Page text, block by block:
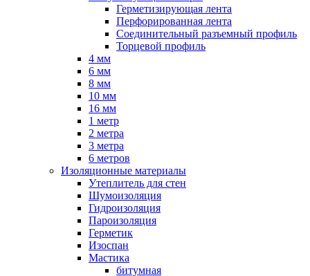
Герметизирующая лента
Перфорированная лента
Соединительный разъемный профиль
Торцевой профиль
4 мм
6 мм
8 мм
10 мм
16 мм
1 метр
2 метра
3 метра
6 метров
Изоляционные материалы
Утеплитель для стен
Шумоизоляция
Гидроизоляция
Пароизоляция
Герметик
Изоспан
Мастика
битумная